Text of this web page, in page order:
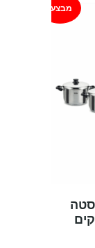
מבצע!